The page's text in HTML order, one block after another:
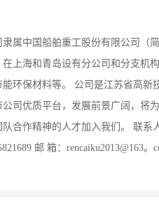
属中国船舶重工股份有限公司（
上海和青岛设有分公司和分支机
环保材料等。 公司是江苏省高
司优质平台，发展前景广阔，将
合作精神的人才加入我们。 联
邮 箱：rencaiku2013@163。